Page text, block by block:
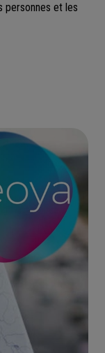
personnes et les